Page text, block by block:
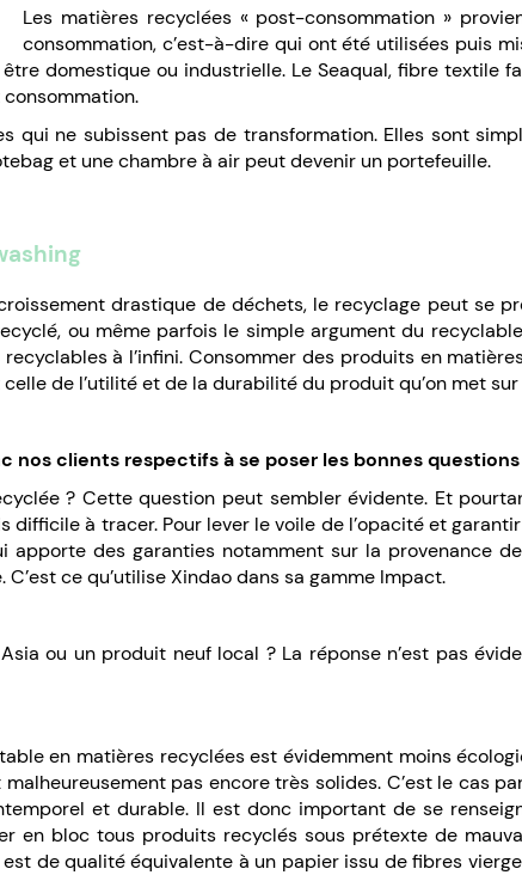
Les matières recyclées « post-consommation »
consommation, c’est-à-dire qui ont été utilisées puis
domestique ou industrielle. Le Seaqual, fibre textile
qui ne subissent pas de transformation. Elles sont
et une chambre à air peut devenir un portefeuille.
drastique de déchets, le recyclage peut se
ou même parfois le simple argument du
à l’infini. Consommer des produits en
de l’utilité et de la durabilité du produit qu’on met
clients respectifs à se poser les bonnes questions
? Cette question peut sembler évidente. Et
difficile à tracer. Pour lever le voile de l’opacité et
apporte des garanties notamment sur la provenance
ce qu’utilise Xindao dans sa gamme Impact.
ou un produit neuf local ? La réponse n’est pas
en matières recyclées est évidemment moins
pas encore très solides. C’est le cas
et durable. Il est donc important de se
en bloc tous produits recyclés sous prétexte de
de qualité équivalente à un papier issu de fibres